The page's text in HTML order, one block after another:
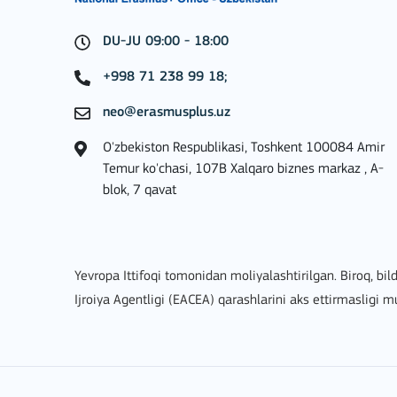
BATAFSIL
Key Action 3
DU-JU 09:00 - 18:00
+998 71 238 99 18;
neo@erasmusplus.uz
O'zbekiston Respublikasi, Toshkent 100084 Amir
Temur ko'chasi, 107B Xalqaro biznes markaz , A-
blok, 7 qavat
Yevropa Ittifoqi tomonidan moliyalashtirilgan. Biroq,
Ijroiya Agentligi (EACEA) qarashlarini aks ettirmasligi